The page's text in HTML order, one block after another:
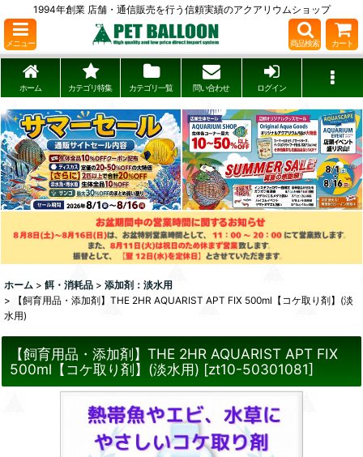
1994年創業 店舗・通信販売を行う信頼実績のアクアリウムショップ
メニュー 商品検索 カート
ホーム カテゴリ特集 カテゴリ一覧 問い合わせ ログイン
ホーム > 餌・消耗品 > 添加剤：淡水用
>
【飼育用品・添加剤】THE 2HR AQUARIST APT FIX 500ml【コケ取り剤】(淡
水用)
【飼育用品・添加剤】THE 2HR AQUARIST APT FIX
500ml【コケ取り剤】(淡水用) [zt10-50301081]